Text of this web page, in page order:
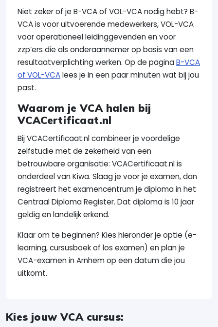
Niet zeker of je B-VCA of VOL-VCA nodig hebt? B-
VCA is voor uitvoerende medewerkers, VOL-VCA
voor operationeel leidinggevenden en voor
zzp’ers die als onderaannemer op basis van een
resultaatverplichting werken. Op de paginaB-VCA
of VOL-VCAlees je in een paar minuten wat bij jou
past.
Waarom je VCA halen bij
VCACertificaat.nl
Bij VCACertificaat.nl combineer je voordelige
zelfstudie met de zekerheid van een
betrouwbare organisatie: VCACertificaat.nl is
onderdeel van Kiwa. Slaag je voor je examen, dan
registreert het examencentrum je diploma in het
Centraal Diploma Register. Dat diploma is 10 jaar
geldig en landelijk erkend.
Klaar om te beginnen? Kies hieronder je optie (e-
learning, cursusboek of los examen) en plan je
VCA-examen in Arnhem op een datum die jou
uitkomt.
Kies jouw VCA cursus: